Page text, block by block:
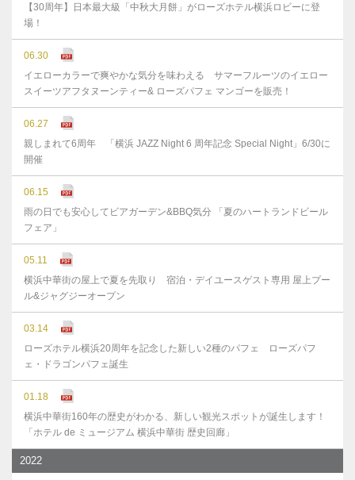
【30周年】日本最大級「中秋大月餅」がローズホテル横浜ロビーに登
場！
06.30
イエローカラーで爽やかな気分を味わえる サマーフルーツのイエロー
スイーツアフタヌーンティー& ローズパフェ マンゴーを販売！
06.27
親しまれて6周年 「横浜 JAZZ Night 6 周年記念 Special Night」6/30に
開催
06.15
雨の日でも安心してビアガーデン&BBQ気分 「夏のハートランドビール
フェア」
05.11
横浜中華街の屋上で夏を先取り 宿泊・デイユースゲスト専用 屋上プー
ル&ジャグジーオープン
03.14
ローズホテル横浜20周年を記念した新しい2種のパフェ ローズパフ
ェ・ドラゴンパフェ誕生
01.18
横浜中華街160年の歴史がわかる、新しい観光スポットが誕生します！
「ホテル de ミュージアム 横浜中華街 歴史回廊」
2022